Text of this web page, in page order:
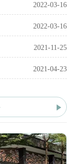
2022-03-16
2022-03-16
2021-11-25
2021-04-23